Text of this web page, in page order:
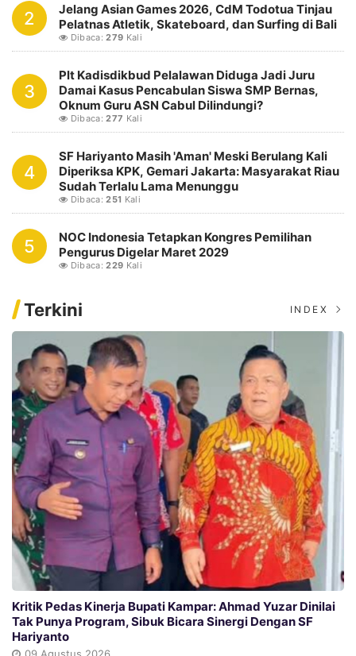
2
Jelang Asian Games 2026, CdM Todotua Tinjau
Pelatnas Atletik, Skateboard, dan Surfing di Bali
Dibaca:279 Kali
3
Plt Kadisdikbud Pelalawan Diduga Jadi Juru
Damai Kasus Pencabulan Siswa SMP Bernas,
Oknum Guru ASN Cabul Dilindungi?
Dibaca:277 Kali
4
SF Hariyanto Masih 'Aman' Meski Berulang Kali
Diperiksa KPK, Gemari Jakarta: Masyarakat Riau
Sudah Terlalu Lama Menunggu
Dibaca:251 Kali
5
NOC Indonesia Tetapkan Kongres Pemilihan
Pengurus Digelar Maret 2029
Dibaca:229 Kali
Terkini INDEX
Kritik Pedas Kinerja Bupati Kampar: Ahmad Yuzar Dinilai
Tak Punya Program, Sibuk Bicara Sinergi Dengan SF
Hariyanto